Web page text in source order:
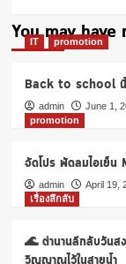
about
เตรียม
พ.ค.65นี้
แจก
ฟรี!
ติดมือ
ที่
คาเฟ่
เม
ซอน
You may have
IT promotion
Back to school
admin June 1,
promotion
จัดโปร พัดลมไอเย็
admin April 19,
เรื่องลึกลับ
🌊 ตำนานลึกลับวันส
วิญญาณไว้ในสายน้ำ